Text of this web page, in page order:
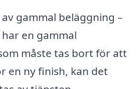
gammal beläggning –
en gammal
måste tas bort för att
en ny finish, kan det